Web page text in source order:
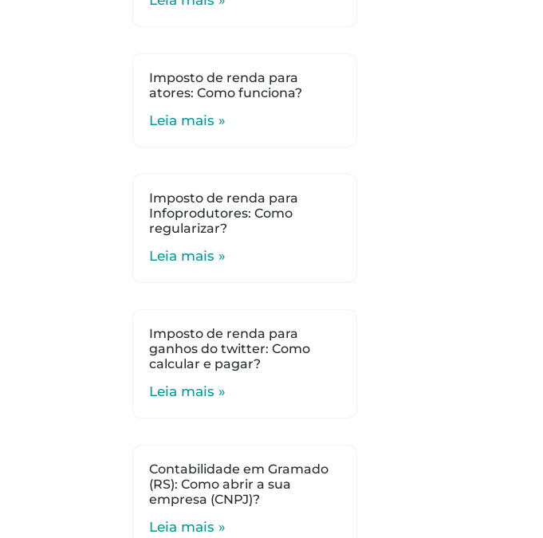
Imposto de renda para
atores: Como funciona?
Leia mais »
Imposto de renda para
Infoprodutores: Como
regularizar?
Leia mais »
Imposto de renda para
ganhos do twitter: Como
calcular e pagar?
Leia mais »
Contabilidade em Gramado
(RS): Como abrir a sua
empresa (CNPJ)?
Leia mais »